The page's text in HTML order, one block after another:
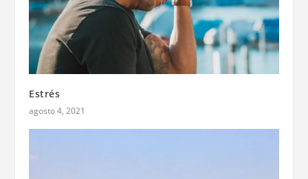
Estrés
agosto 4, 2021